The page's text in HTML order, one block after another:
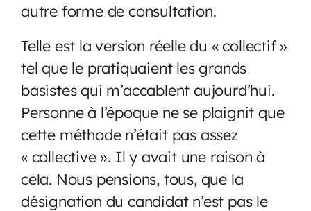
autre forme de consultation.
Telle est la version réelle du « collectif »
tel que le pratiquaient les grands
basistes qui m’accablent aujourd’hui.
Personne à l’époque ne se plaignit que
cette méthode n’était pas assez
« collective ». Il y avait une raison à
cela. Nous pensions, tous, que la
désignation du candidat n’est pas le